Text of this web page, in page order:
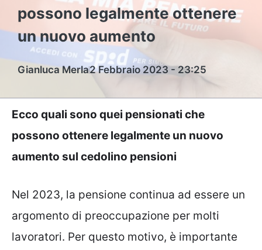
possono legalmente ottenere
un nuovo aumento
Gianluca Merla2 Febbraio 2023 - 23:25
Ecco quali sono quei pensionati che
possono ottenere legalmente un nuovo
aumento sul cedolino pensioni
Nel 2023, la pensione continua ad essere un
argomento di preoccupazione per molti
lavoratori. Per questo motivo, è importante